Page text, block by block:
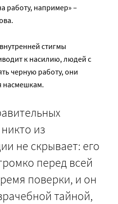
работу, например» –
стигмы
к насилию, людей с
черную работу, они
насмешкам.
из
не скрывает: его
перед всей
поверки, и он
тайной,